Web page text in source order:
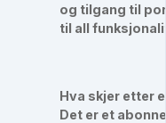
og tilgang til
til all
Hva skjer etter
Det er et